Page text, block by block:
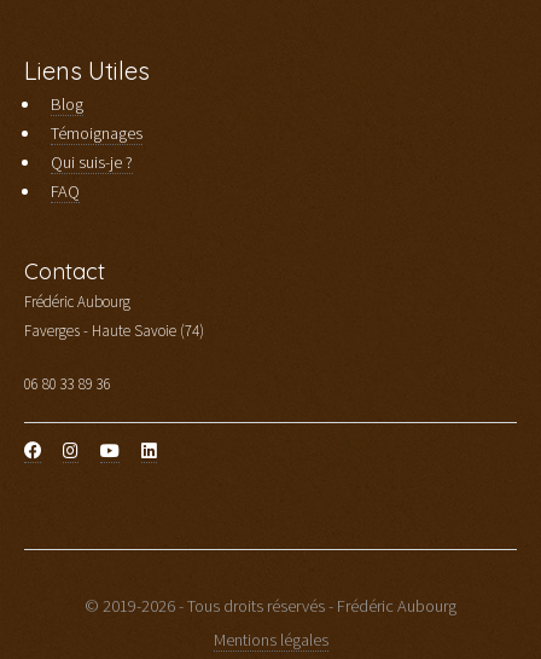
Liens Utiles
Blog
Témoignages
Qui suis-je ?
FAQ
Contact
Frédéric Aubourg
Faverges - Haute Savoie (74)
06 80 33 89 36
© 2019-2026 - Tous droits réservés - Frédéric Aubourg
Mentions légales